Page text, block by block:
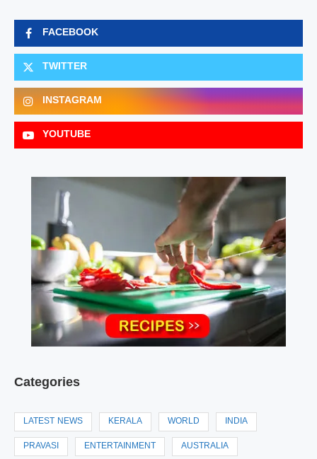
FACEBOOK
TWITTER
INSTAGRAM
YOUTUBE
Categories
LATEST NEWS KERALA WORLD INDIA
PRAVASI ENTERTAINMENT AUSTRALIA